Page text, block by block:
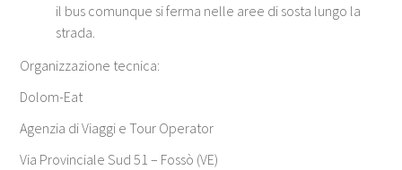
il bus comunque si ferma nelle aree di sosta lungo la
strada.
Organizzazione tecnica:
Dolom-Eat
Agenzia di Viaggi e Tour Operator
Via Provinciale Sud 51 – Fossò (VE)